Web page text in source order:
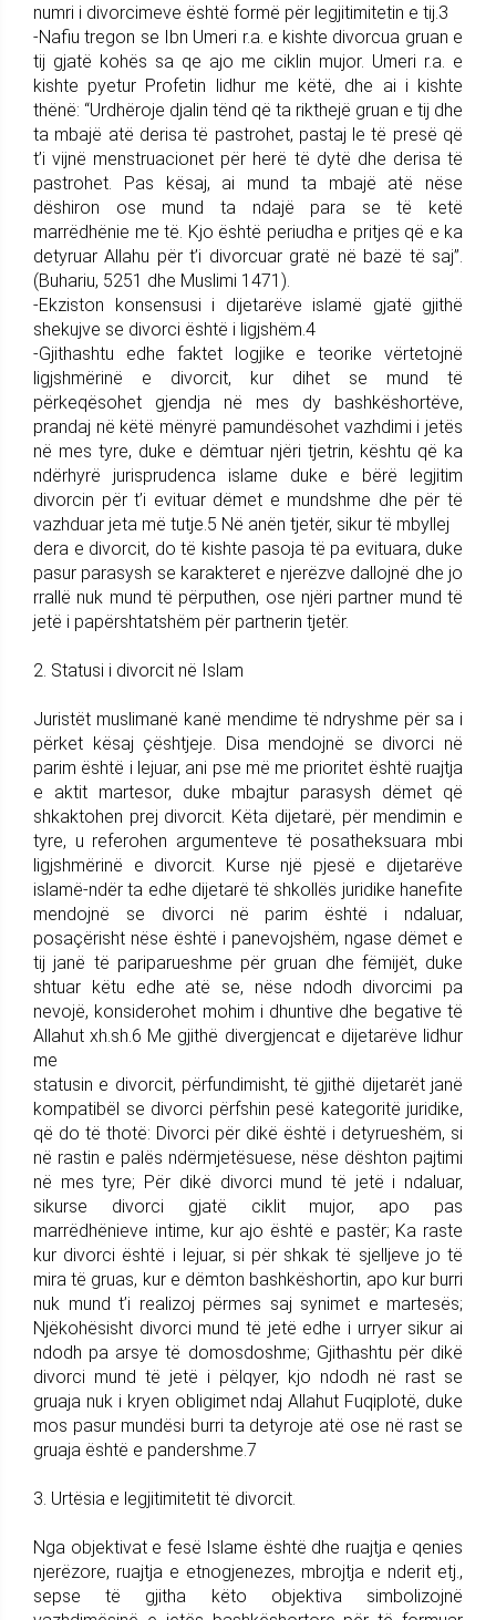
numri i divorcimeve është formë për legjitimitetin e tij.3
-Nafiu tregon se Ibn Umeri r.a. e kishte divorcua gruan e
tij gjatë kohës sa qe ajo me ciklin mujor. Umeri r.a. e
kishte pyetur Profetin lidhur me këtë, dhe ai i kishte
thënë: “Urdhëroje djalin tënd që ta rikthejë gruan e tij dhe
ta mbajë atë derisa të pastrohet, pastaj le të presë që
t’i vijnë menstruacionet për herë të dytë dhe derisa të
pastrohet. Pas kësaj, ai mund ta mbajë atë nëse
dëshiron ose mund ta ndajë para se të ketë
marrëdhënie me të. Kjo është periudha e pritjes që e ka
detyruar Allahu për t’i divorcuar gratë në bazë të saj”.
(Buhariu, 5251 dhe Muslimi 1471).
-Ekziston konsensusi i dijetarëve islamë gjatë gjithë
shekujve se divorci është i ligjshëm.4
-Gjithashtu edhe faktet logjike e teorike vërtetojnë
ligjshmërinë e divorcit, kur dihet se mund të
përkeqësohet gjendja në mes dy bashkëshortëve,
prandaj në këtë mënyrë pamundësohet vazhdimi i jetës
në mes tyre, duke e dëmtuar njëri tjetrin, kështu që ka
ndërhyrë jurisprudenca islame duke e bërë legjitim
divorcin për t’i evituar dëmet e mundshme dhe për të
vazhduar jeta më tutje.5 Në anën tjetër, sikur të mbyllej
dera e divorcit, do të kishte pasoja të pa evituara, duke
pasur parasysh se karakteret e njerëzve dallojnë dhe jo
rrallë nuk mund të përputhen, ose njëri partner mund të
jetë i papërshtatshëm për partnerin tjetër.
2. Statusi i divorcit në Islam
Juristët muslimanë kanë mendime të ndryshme për sa i
përket kësaj çështjeje. Disa mendojnë se divorci në
parim është i lejuar, ani pse më me prioritet është ruajtja
e aktit martesor, duke mbajtur parasysh dëmet që
shkaktohen prej divorcit. Këta dijetarë, për mendimin e
tyre, u referohen argumenteve të posatheksuara mbi
ligjshmërinë e divorcit. Kurse një pjesë e dijetarëve
islamë-ndër ta edhe dijetarë të shkollës juridike hanefite
mendojnë se divorci në parim është i ndaluar,
posaçërisht nëse është i panevojshëm, ngase dëmet e
tij janë të pariparueshme për gruan dhe fëmijët, duke
shtuar këtu edhe atë se, nëse ndodh divorcimi pa
nevojë, konsiderohet mohim i dhuntive dhe begative të
Allahut xh.sh.6 Me gjithë divergjencat e dijetarëve lidhur
me
statusin e divorcit, përfundimisht, të gjithë dijetarët janë
kompatibël se divorci përfshin pesë kategoritë juridike,
që do të thotë: Divorci për dikë është i detyrueshëm, si
në rastin e palës ndërmjetësuese, nëse dështon pajtimi
në mes tyre; Për dikë divorci mund të jetë i ndaluar,
sikurse divorci gjatë ciklit mujor, apo pas
marrëdhënieve intime, kur ajo është e pastër; Ka raste
kur divorci është i lejuar, si për shkak të sjelljeve jo të
mira të gruas, kur e dëmton bashkëshortin, apo kur burri
nuk mund t’i realizoj përmes saj synimet e martesës;
Njëkohësisht divorci mund të jetë edhe i urryer sikur ai
ndodh pa arsye të domosdoshme; Gjithashtu për dikë
divorci mund të jetë i pëlqyer, kjo ndodh në rast se
gruaja nuk i kryen obligimet ndaj Allahut Fuqiplotë, duke
mos pasur mundësi burri ta detyroje atë ose në rast se
gruaja është e pandershme.7
3. Urtësia e legjitimitetit të divorcit.
Nga objektivat e fesë Islame është dhe ruajtja e qenies
njerëzore, ruajtja e etnogjenezes, mbrojtja e nderit etj.,
sepse të gjitha këto objektiva simbolizojnë